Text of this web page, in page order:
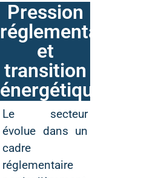
Pression
réglementaire
et
transition
énergétique
Le secteur
évolue dans un
cadre
réglementaire